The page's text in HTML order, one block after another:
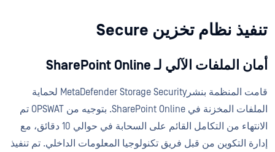
تنفيذ نظام تخزين Secure
أمان الملفات الآلي لـ SharePoint Online
قامت المنظمة بنشرMetaDefender Storage Security لحماية
الملفات المخزنة في SharePoint Online. بتوجيه من OPSWAT تم
الانتهاء من التكامل القائم على السحابة في حوالي 10 دقائق، مع
إدارة التكوين من قبل فريق تكنولوجيا المعلومات الداخلي. تم تنفيذ